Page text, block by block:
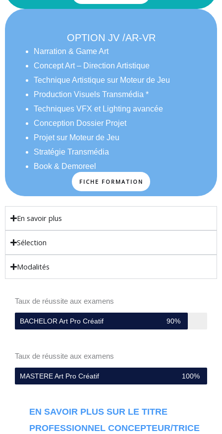
OPTION JV /AR-VR
Narration & Game Art
Concept Art – Direction Artistique
Technique Artistique sur Moteur de Jeu
Production Visuels Transmédia *
Techniques VFX et Lighting avancée
Conception Dossier Projet
Projet sur Moteur de Jeu
Stratégie Transmédia
Book & Demoreel
FICHE FORMATION
En savoir plus
Sélection
Modalités
Taux de réussite aux examens
BACHELOR Art Pro Créatif 90%
Taux de réussite aux examens
MASTERE Art Pro Créatif 100%
EN SAVOIR PLUS SUR LE TITRE
PROFESSIONNEL CONCEPTEUR/TRICE